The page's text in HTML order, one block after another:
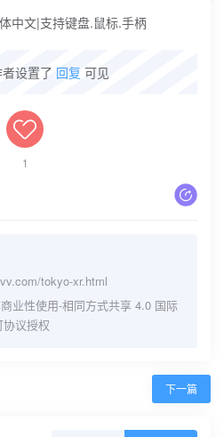
中文|支持键盘.鼠标.手柄
设置了 回复 可见
1
tokyo-xr.html
业性使用-相同方式共享 4.0 国际
议授权
下一篇